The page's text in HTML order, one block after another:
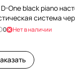
D-One black piano
система
0 Нет в наличии